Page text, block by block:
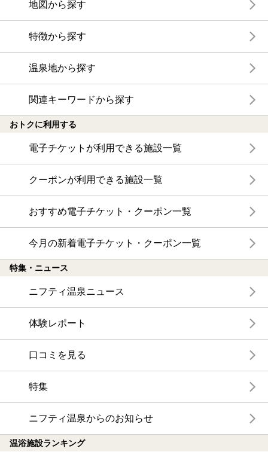
地図から探す
特徴から探す
温泉地から探す
関連キーワードから探す
おトクに利用する
電子チケットが利用できる施設一覧
クーポンが利用できる施設一覧
おすすめ電子チケット・クーポン一覧
今月の新着電子チケット・クーポン一覧
特集・ニュース
ニフティ温泉ニュース
体験レポート
口コミを見る
特集
ニフティ温泉からのお知らせ
温浴施設ランキング